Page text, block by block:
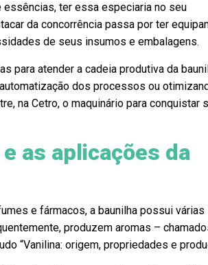
essências, ter essa especiaria no seu
da concorrência passa por ter
de seus insumos e embalagens.
para atender a cadeia produtiva da
dos processos ou
na Cetro, o maquinário para conquistar
as aplicações da
e fármacos, a baunilha possui várias
produzem aromas –
“Vanilina: origem, propriedades e